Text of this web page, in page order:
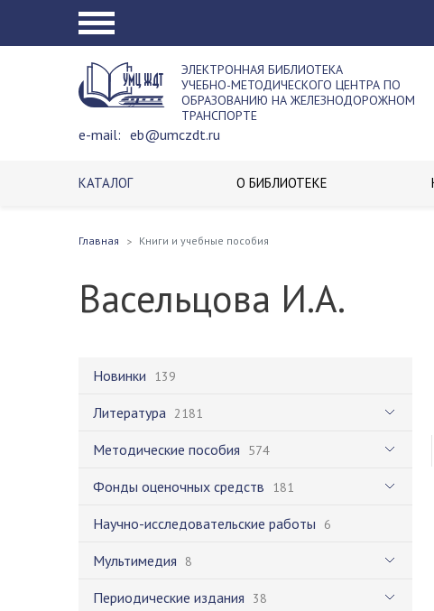
ЭЛЕКТРОННАЯ БИБЛИОТЕКА
УЧЕБНО-МЕТОДИЧЕСКОГО ЦЕНТРА ПО
ОБРАЗОВАНИЮ НА ЖЕЛЕЗНОДОРОЖНОМ
ТРАНСПОРТЕ
e-mail: eb@umczdt.ru
КАТАЛОГ О БИБЛИОТЕКЕ
Главная Книги и учебные пособия
Васельцова И.А.
Новинки 139
Литература 2181
Методические пособия 574
Фонды оценочных средств 181
Научно-исследовательские работы 6
Мультимедия 8
Периодические издания 38